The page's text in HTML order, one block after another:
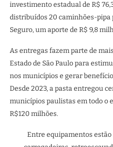
investimento estadual de R$
distribuídos 20 caminhões-pipa
Seguro, um aporte de R$ 9,8
As entregas fazem parte de
Estado de São Paulo para
nos municípios e gerar
Desde 2023, a pasta entregou
municípios paulistas em todo o
R$120 milhões.
Entre equipamentos